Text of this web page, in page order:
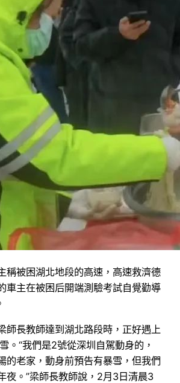
稱被困湖北地段的高速，高速救濟德
車主在被困后開端測驗考試自覺勸導
師長教師達到湖北路段時，正好遇上
。“我們是2號從深圳自駕動身的，
的老家，動身前預告有暴雪，但我們
夜。”梁師長教師說，2月3日清晨3